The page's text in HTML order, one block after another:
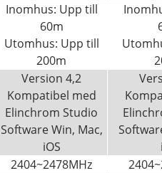
Inomhus: Upp till
60m
Utomhus: Upp till
200m
Version 4,2
Kompatibel med
Elinchrom Studio
Software Win, Mac,
iOS
2404~2478MHz